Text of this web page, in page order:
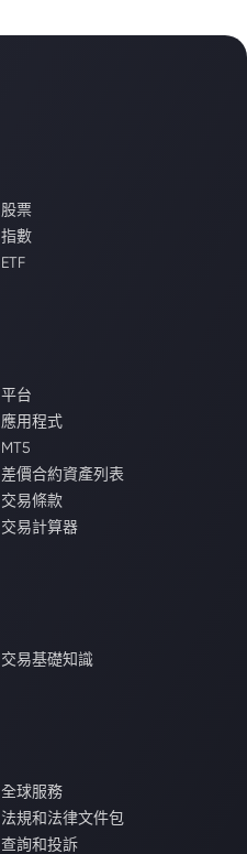
股票
指數
ETF
平台
應用程式
MT5
差價合約資產列表
交易條款
交易計算器
交易基礎知識
全球服務
法規和法律文件包
查詢和投訴